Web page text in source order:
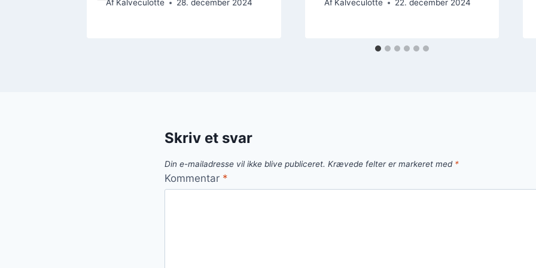
Af Kalveculotte 28. december 2024 Af Kalveculotte 22. december 2024
Skriv et svar
Din e-mailadresse vil ikke blive publiceret. Krævede felter er markeret med *
Kommentar *